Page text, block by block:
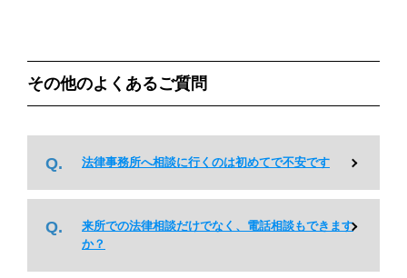
その他のよくあるご質問
法律事務所へ相談に行くのは初めてで不安です
来所での法律相談だけでなく、電話相談もできます
か？